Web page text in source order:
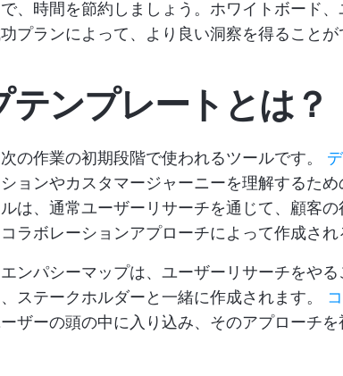
、時間を節約しましょう。ホワイトボード、
プランによって、より良い洞察を得ることが
ンプレートとは？
の作業の初期段階で使われるツールです。
ョンやカスタマージャーニーを理解するた
は、通常ユーザーリサーチを通じて、顧客
ラボレーションアプローチによって作成され
ンパシーマップは、ユーザーリサーチをやる
ステークホルダーと一緒に作成されます。
ザーの頭の中に入り込み、そのアプローチ